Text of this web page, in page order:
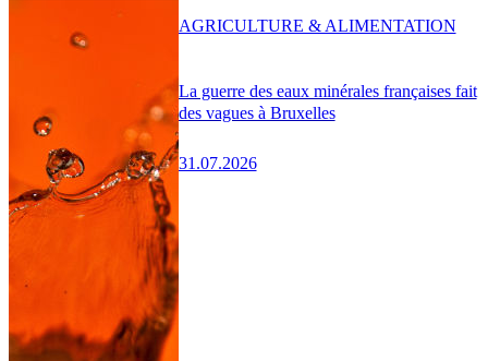
La guerre des eaux minérales françaises fait
des vagues à Bruxelles
31.07.2026
AGRICULTURE & ALIMENTATION